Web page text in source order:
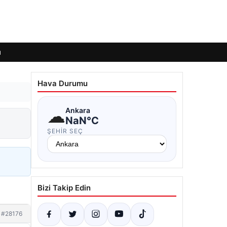
#28176
Hava Durumu
☁Ankara
NaN°C
ŞEHIR SEÇ
Bizi Takip Edin